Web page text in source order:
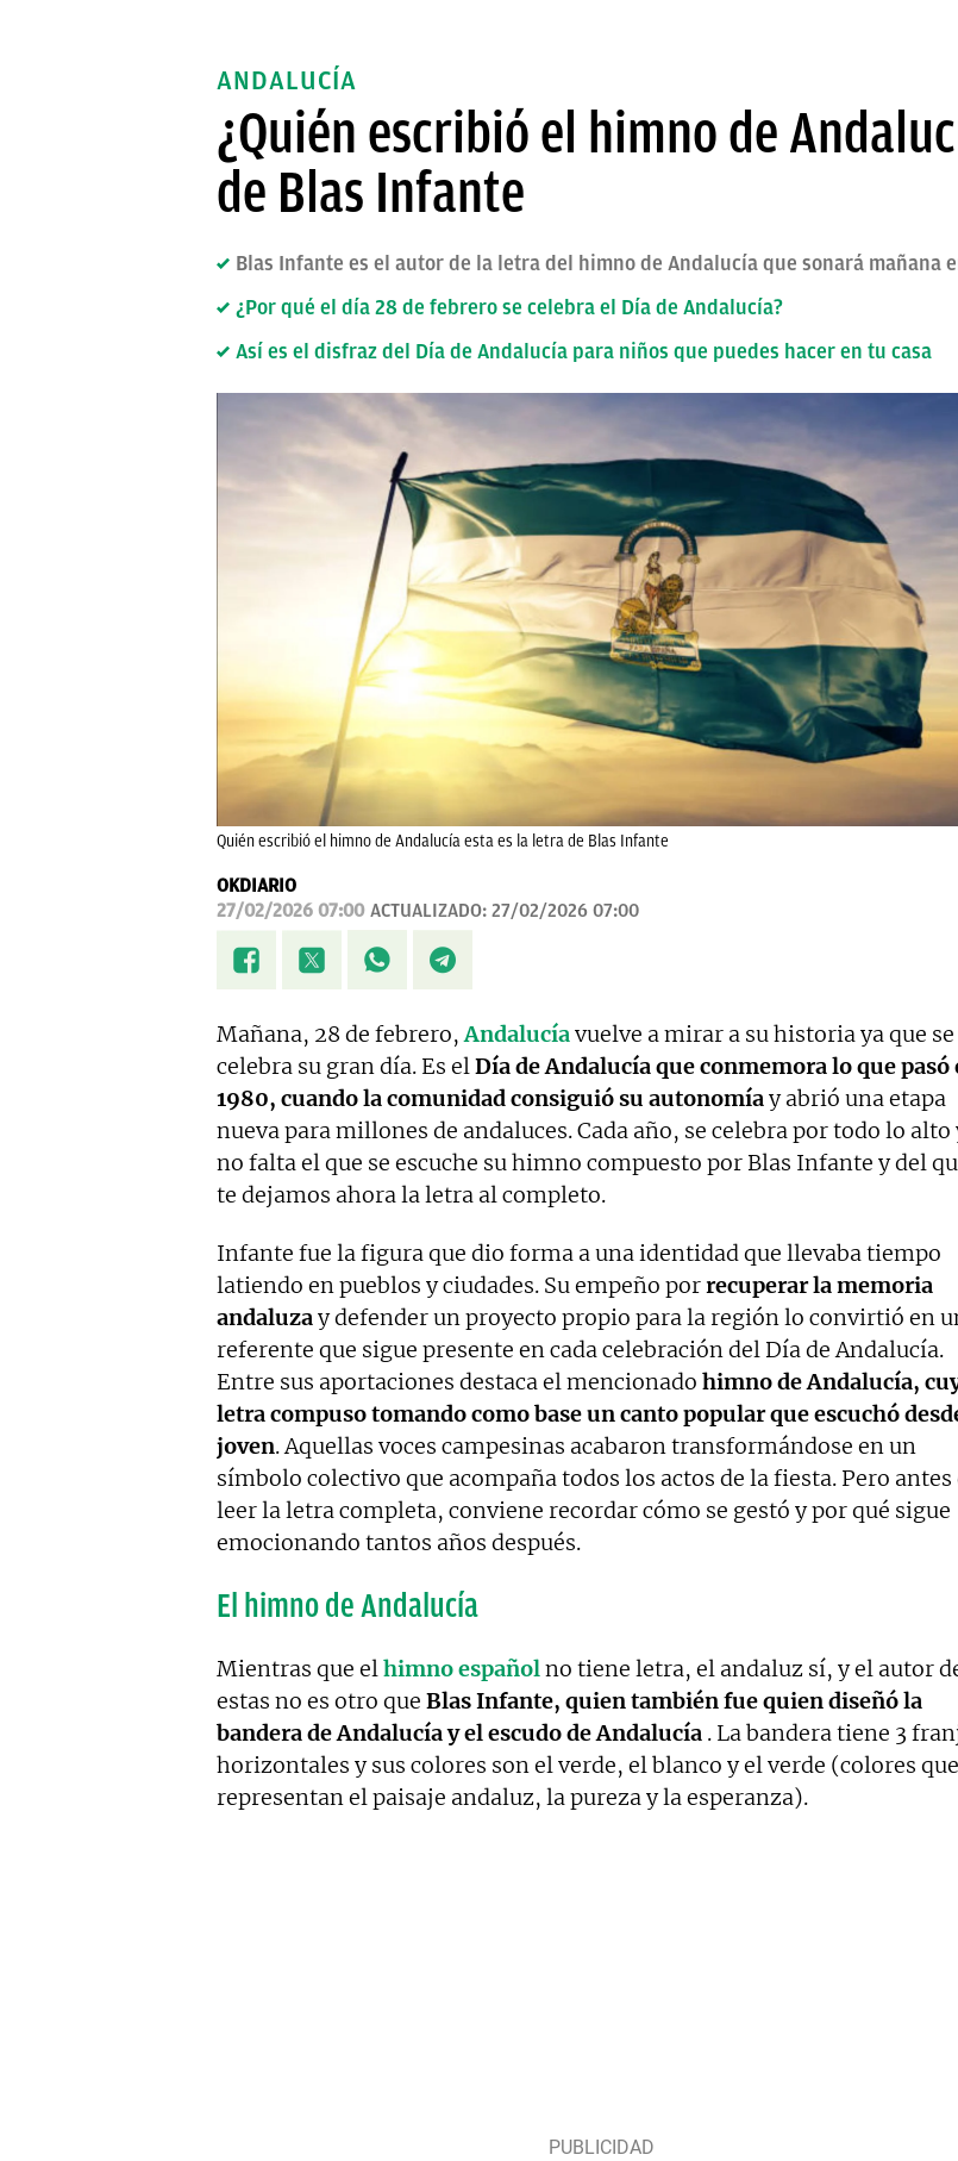
ANDALUCÍA
¿Quién escribió el himno de
de Blas Infante
Blas Infante es el autor de la letra del himno de Andalucía que sonará mañana
¿Por qué el día 28 de febrero se celebra el Día de Andalucía?
Así es el disfraz del Día de Andalucía para niños que puedes hacer en tu casa
Quién escribió el himno de Andalucía esta es la letra de Blas Infante
OKDIARIO
27/02/2026 07:00 ACTUALIZADO: 27/02/2026 07:00
Mañana, 28 de febrero,Andalucíavuelve a mirar a su historia ya que se
celebra su gran día. Es elDía de Andalucía que conmemora lo que pasó
1980, cuando la comunidad consiguió su autonomíay abrió una etapa
nueva para millones de andaluces. Cada año, se celebra por todo lo alto
no falta el que se escuche su himno compuesto por Blas Infante y del
te dejamos ahora la letra al completo.
Infante fue la figura que dio forma a una identidad que llevaba tiempo
latiendo en pueblos y ciudades. Su empeño porrecuperar la memoria
andaluzay defender un proyecto propio para la región lo convirtió en
referente que sigue presente en cada celebración del Día de Andalucía.
Entre sus aportaciones destaca el mencionado himno de Andalucía,
letra compuso tomando como base un canto popular que escuchó
joven. Aquellas voces campesinas acabaron transformándose en un
símbolo colectivo que acompaña todos los actos de la fiesta. Pero antes
leer la letra completa, conviene recordar cómo se gestó y por qué sigue
emocionando tantos años después.
El himno de Andalucía
Mientras que elhimno españolno tiene letra, el andaluz sí, y el autor
estas no es otro que Blas Infante, quien también fue quien diseñó la
bandera de Andalucía y el escudo de Andalucía . La bandera tiene 3
horizontales y sus colores son el verde, el blanco y el verde (colores que
representan el paisaje andaluz, la pureza y la esperanza).